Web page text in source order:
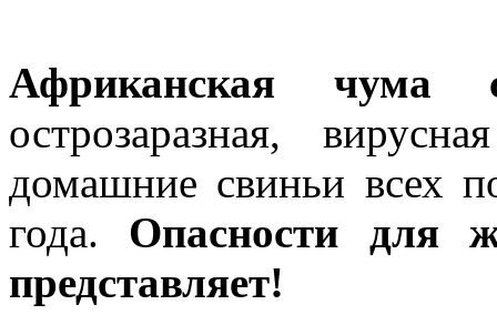
Африканская чума
острозаразная,
домашние свиньи всех
года. Опасности для
представляет!